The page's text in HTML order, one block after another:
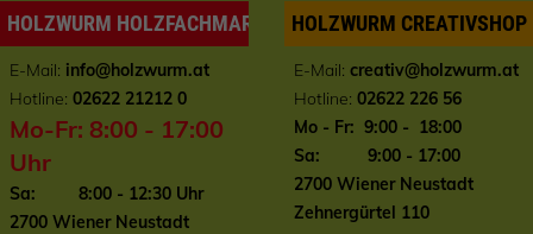
HOLZWURM HOLZFACHMARKT
E-Mail: info@holzwurm.at
Hotline: 02622 21212 0
Mo-Fr: 8:00 - 17:00
Uhr
Sa: 8:00 - 12:30 Uhr
2700 Wiener Neustadt
HOLZWURM CREATIVSHOP
E-Mail: creativ@holzwurm.at
Hotline: 02622 226 56
Mo - Fr: 9:00 - 18:00
Sa: 9:00 - 17:00
2700 Wiener Neustadt
Zehnergürtel 110